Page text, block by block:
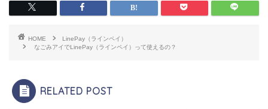
HOME
LinePay（ラインペイ）
なごみアイでLinePay（ラインペイ）って使えるの？
RELATED POST